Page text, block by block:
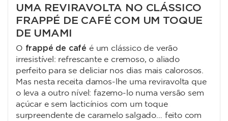
UMA REVIRAVOLTA NO CLÁSSICO
FRAPPÉ DE CAFÉ COM UM TOQUE
DE UMAMI
O frappé de café é um clássico de verão
irresistível: refrescante e cremoso, o aliado
perfeito para se deliciar nos dias mais calorosos.
Mas nesta receita damos-lhe uma reviravolta que
o leva a outro nível: fazemo-lo numa versão sem
açúcar e sem lacticínios com um toque
surpreendente de caramelo salgado… feito com